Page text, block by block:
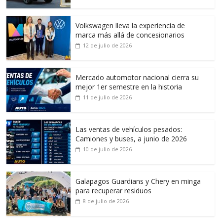
Volkswagen lleva la experiencia de
marca más allá de concesionarios
12 de julio de 2026
Mercado automotor nacional cierra su
mejor 1er semestre en la historia
11 de julio de 2026
Las ventas de vehículos pesados:
Camiones y buses, a junio de 2026
10 de julio de 2026
Galapagos Guardians y Chery en minga
para recuperar residuos
8 de julio de 2026